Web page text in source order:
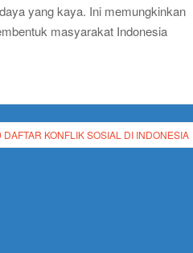
yang kaya. Ini memungkinkan
masyarakat Indonesia
DAFTAR KONFLIK SOSIAL DI INDONESIA